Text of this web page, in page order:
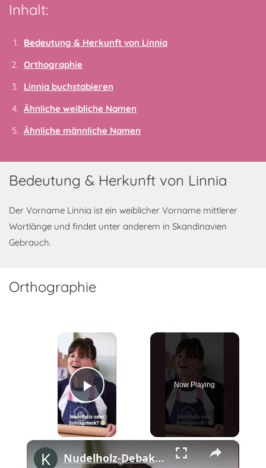
Inhalt:
Bedeutung & Herkunft von Linnia
Orthographie
Linnia buchstabieren
Ähnliche weibliche Namen
Ähnliche männliche Namen
Bedeutung & Herkunft von Linnia
Der Vorname Linnia ist ein weiblicher Vorname mittlerer
Wortlänge und findet unter anderem in Skandinavien
Gebrauch.
Orthographie
×
Play Video
Now Playing
×
Nudelholz-Debakel am Flughafen mit Cynthia Barcomi #shorts